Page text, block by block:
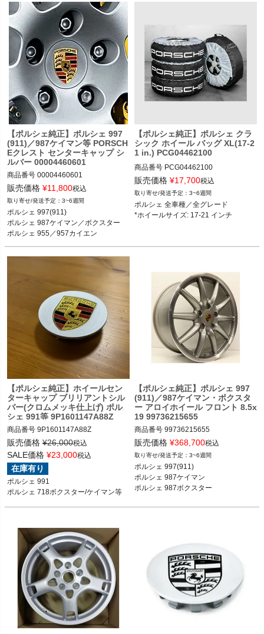
レラ4GTS／ターボ／ターボS／GT2／
GT2RS／GT3／GT3 RS 04-11
ポルシェ 996(911) カレラ／カレラ4／
カレラ4S／ターボ／ターボ S／GT3／
GT3RS／GT2 97-04
ポルシェ 981ケイマン ケイマン／ケイ
マンS／GT4 12-16
ポルシェ 981ボクスター ボクスター／
ボクスターS 12-16
ポルシェ 987ケイマン ケイマン／ケイ
マンS／ケイマンR 05-12
ポルシェ 987ボクスター ボクスター／
ボクスターS 05-12
ポルシェ 958カイエン カイエン／カイ
エンS／カイエン ターボ／カイエンS
ハイブリッド／GTS 10-18
ポルシェ 955／957カイエン カイエン
／カイエンS／カイエン ターボ／カイ
エン ターボS／カイエンGTS 02-10
ポルシェ 971パナメーラ 4／4S／4E／
ターボ／ターボS／GTS 16-23
ポルシェ 970パナメーラ 4／S／4S／
Sハイブリッド／ターボ／ターボS 09-
16
ポルシェ タイカン タイカン／4S／タ
ーボ／ターボS／クロスツーリズモ 20
GT3RS／GT2 97-04
ポルシェ 718(982)ケイマン ケイマン
／ケイマンS／ケイマンGTS／ケイマ
ンGT4／ケイマンGT4 RS 16-
ポルシェ 718(982)ボクスター ボクス
ター／ボクスターS／ボクスターGTS
16-
マンS／GT4 12-16
ポルシェ 981ボクスター ボクスター／
ボクスターS 12-16
ポルシェ 987ケイマン ケイマン／ケイ
マンS／ケイマンR 05-12
ポルシェ 987ボクスター ボクスター／
ボクスターS 05-12
ポルシェ 986ボクスター ボクスター／
ボクスターS 96-04
【ポルシェ純正】ポルシェ 997
(911)／987ケイマン等 PORSCH
Eクレスト センターキャップ シ
ルバー 00004460601
商品番号 00004460601
ポルシェ 997(911) 04-11
ポルシェ 987ケイマン／ボクスター 0
4-12
ポルシェ 955／957カイエン 02-10
販売価格 ¥11,800税込
3~6週間
ポルシェ 997(911)
ポルシェ 987ケイマン／ボクスター
ポルシェ 955／957カイエン
【ポルシェ純正】ポルシェ クラ
シック ホイール バッグ XL(17-2
1 in.) PCG04462100
商品番号 PCG04462100
ポルシェ 全車種／全グレード
*ホイールサイズ: 17-21 インチ
販売価格 ¥17,700税込
3~6週間
ポルシェ 全車種／全グレード
【ポルシェ純正】ホイールセン
ターキャップ ブリリアントシル
バー(クロムメッキ仕上げ) ポル
シェ 991等 9P1601147A88Z
商品番号 9P1601147A88Z
ポルシェ 991 12-19
ポルシェ 718ボクスター/ケイマン 16-
25
ポルシェ 981ボクスター/ケイマン 12-
16
ポルシェ 958カイエン 18-
販売価格 ¥26,000税込
SALE価格 ¥23,000税込
在庫有り
ポルシェ 991
ポルシェ 718ボクスター/ケイマン等
【ポルシェ純正】ポルシェ 997
(911)／987ケイマン・ボクスタ
ー アロイホイール フロント 8.5x
19 99736215655
商品番号 99736215655
ポルシェ 997(911) カレラ／カレラS／
カレラGTS／カレラ4／カレラ4S／カ
レラ4GTS／ターボ／ターボS／GT2／
GT2RS／GT3／GT3 RS 04-11
販売価格 ¥368,700税込
3~6週間
ポルシェ 997(911)
ポルシェ 987ケイマン
ポルシェ 987ボクスター